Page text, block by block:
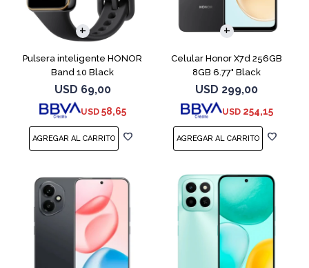
Pulsera inteligente HONOR
Band 10 Black
USD 69,00
USD 58,65
Celular Honor X7d 256GB
8GB 6.77" Black
USD 299,00
USD 254,15
COMPARAR